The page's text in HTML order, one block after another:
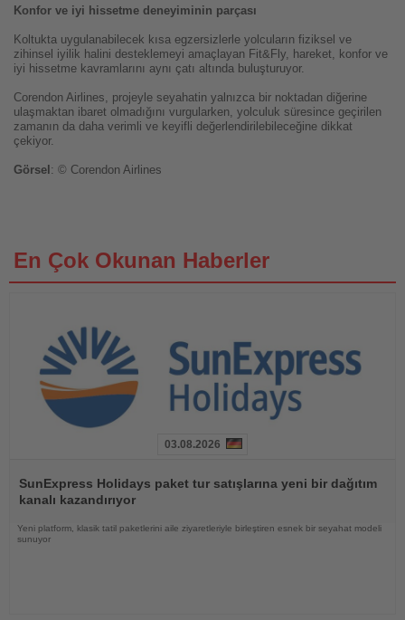
Konfor ve iyi hissetme deneyiminin parçası
Koltukta uygulanabilecek kısa egzersizlerle yolcuların fiziksel ve
zihinsel iyilik halini desteklemeyi amaçlayan Fit&Fly, hareket, konfor ve
iyi hissetme kavramlarını aynı çatı altında buluşturuyor.
Corendon Airlines, projeyle seyahatin yalnızca bir noktadan diğerine
ulaşmaktan ibaret olmadığını vurgularken, yolculuk süresince geçirilen
zamanın da daha verimli ve keyifli değerlendirilebileceğine dikkat
çekiyor.
Görsel : © Corendon Airlines
En Çok Okunan Haberler
Oku
03.08.2026
SunExpress Holidays paket tur satışlarına yeni bir dağıtım
kanalı kazandırıyor
Yeni platform, klasik tatil paketlerini aile ziyaretleriyle birleştiren esnek bir seyahat modeli
sunuyor